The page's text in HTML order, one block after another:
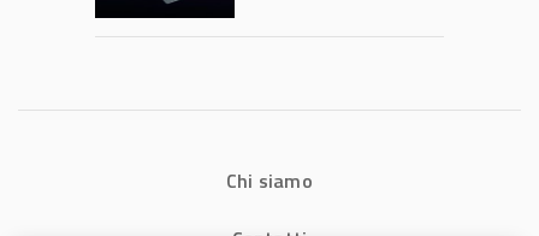
accelerare la
Chi siamo